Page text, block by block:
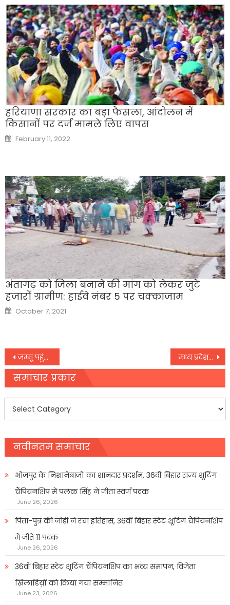
हरियाणा सरकार का बड़ा फैसला, आंदोलन में
किसानों पर दर्ज मामले लिए वापस
Posted
on
February 11, 2022
अंतागढ़ को जिला बनाने की मांग को लेकर जुटे
हजारों ग्रामीण: हाईवे नंबर 5 पर चक्काजाम
Posted
on
October 7, 2021
Post
navigation
जम्मू पहुंचे केंद्रीय गृह मंत्री अमित शाह, पीड़ित परिवारों से करेंगे मुलाकात मध्य प्रदेश के दिग्गज नेता शरद यादव कैसे बने बिहार में किंग मेकर
समाचार प्रकार
समाचार
नवीनतम समाचार
भोजपुर के निशानेबाजों का शानदार प्रदर्शन, 36वीं बिहार राज्य शूटिंग
चैंपियनशिप में पलक सिंह ने जीता स्वर्ण पदक
June 26, 2026
पिता-पुत्र की जोड़ी ने रचा इतिहास, 36वीं बिहार स्टेट शूटिंग चैंपियनशिप
में जीते 11 पदक
June 26, 2026
36वीं बिहार स्टेट शूटिंग चैंपियनशिप का भव्य समापन, विजेता
खिलाडिय़ों को किया गया सम्मानित
June 23, 2026